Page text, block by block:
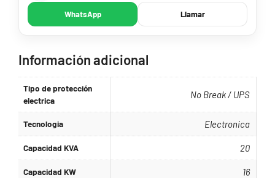
WhatsApp Llamar
Información adicional
Tipo de protección
electrica
No Break / UPS
Tecnologia Electronica
Capacidad KVA 20
Capacidad KW 16